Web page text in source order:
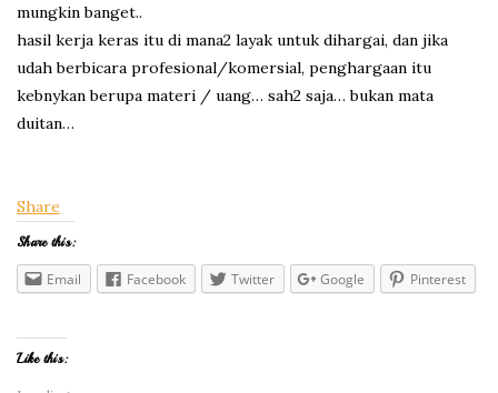
mungkin banget..
hasil kerja keras itu di mana2 layak untuk dihargai, dan jika
udah berbicara profesional/komersial, penghargaan itu
kebnykan berupa materi / uang… sah2 saja… bukan mata
duitan…
Share
Share this:
Email Facebook Twitter Google Pinterest
Like this: